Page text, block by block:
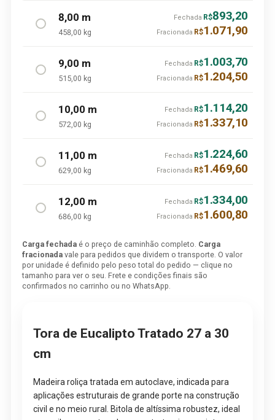
8,00 m
458,00 kg
Fechada R$893,20
Fracionada R$1.071,90
9,00 m
515,00 kg
Fechada R$1.003,70
Fracionada R$1.204,50
10,00 m
572,00 kg
Fechada R$1.114,20
Fracionada R$1.337,10
11,00 m
629,00 kg
Fechada R$1.224,60
Fracionada R$1.469,60
12,00 m
686,00 kg
Fechada R$1.334,00
Fracionada R$1.600,80
Carga fechada é o preço de caminhão completo. Carga
fracionada vale para pedidos que dividem o transporte. O valor
por unidade é definido pelo peso total do pedido — clique no
tamanho para ver o seu. Frete e condições finais são
confirmados no carrinho ou no WhatsApp.
Tora de Eucalipto Tratado 27 a 30
cm
Madeira roliça tratada em autoclave, indicada para
aplicações estruturais de grande porte na construção
civil e no meio rural. Bitola de altíssima robustez, ideal